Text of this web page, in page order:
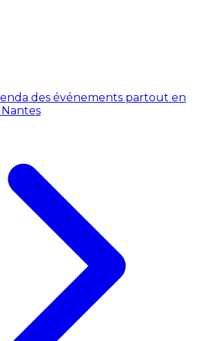
des événements partout en